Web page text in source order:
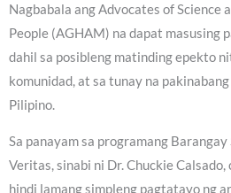
Nagbabala ang Advocates of Science
People (AGHAM) na dapat masusing
dahil sa posibleng matinding epekto
komunidad, at sa tunay na
Pilipino.
Sa panayam sa programang
Veritas, sinabi ni Dr. Chuckie
hindi lamang simpleng pagtatayo ng